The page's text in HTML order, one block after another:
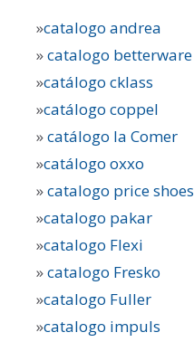
»catalogo andrea
»catalogo betterware
»catálogo cklass
»catálogo coppel
»catálogo la Comer
»catálogo oxxo
»catalogo price shoes
»catalogo pakar
»catalogo Flexi
»catalogo Fresko
»catalogo Fuller
»catalogo impuls